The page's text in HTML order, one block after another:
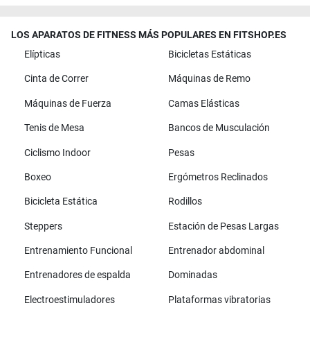
LOS APARATOS DE FITNESS MÁS POPULARES EN FITSHOP.ES
Elípticas
Bicicletas Estáticas
Cinta de Correr Máquinas de Remo
Máquinas de Fuerza Camas Elásticas
Tenis de Mesa Bancos de Musculación
Ciclismo Indoor Pesas
Boxeo Ergómetros Reclinados
Bicicleta Estática Rodillos
Steppers Estación de Pesas Largas
Entrenamiento Funcional Entrenador abdominal
Entrenadores de espalda Dominadas
Electroestimuladores Plataformas vibratorias